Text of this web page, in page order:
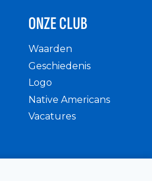
ONZE CLUB
Waarden
Geschiedenis
Logo
Native Americans
Vacatures